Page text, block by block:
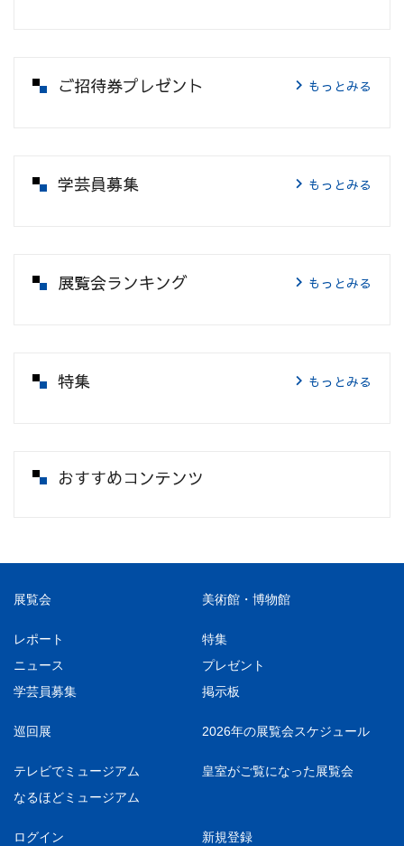
ご招待券プレゼント もっとみる
学芸員募集 もっとみる
展覧会ランキング もっとみる
特集 もっとみる
おすすめコンテンツ
展覧会 美術館・博物館
レポート
特集
ニュース
プレゼント
学芸員募集
掲示板
巡回展 2026年の展覧会スケジュール
テレビでミュージアム
皇室がご覧になった展覧会
なるほどミュージアム
ログイン
新規登録